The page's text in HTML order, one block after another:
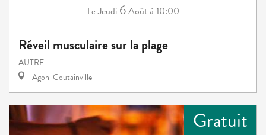
LeJeudi 6Aoûtà 10:00
Réveil musculaire sur la plage
AUTRE
Agon-Coutainville
Gratuit